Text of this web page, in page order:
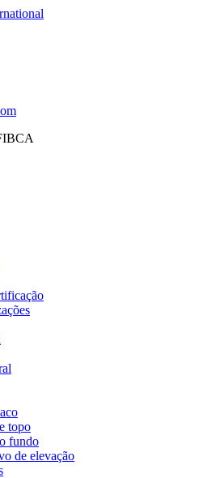
topo
fundo
de elevação